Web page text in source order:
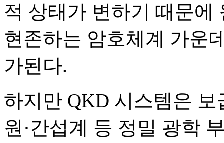
적 상태가 변하기 때문에
현존하는 암호체계 가운
가된다.
하지만 QKD 시스템은
원·간섭계 등 정밀 광학